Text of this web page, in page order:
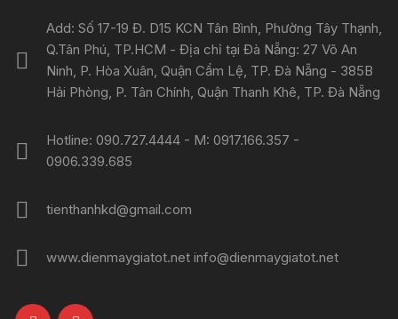
Add: Số 17-19 Đ. D15 KCN Tân Bình, Phường Tây Thạnh,
Q.Tân Phú, TP.HCM - Địa chỉ tại Đà Nẵng: 27 Võ An
Ninh, P. Hòa Xuân, Quận Cẩm Lệ, TP. Đà Nẵng - 385B
Hải Phòng, P. Tân Chính, Quận Thanh Khê, TP. Đà Nẵng
Hotline: 090.727.4444 - M: 0917.166.357 -
0906.339.685
tienthanhkd@gmail.com
www.dienmaygiatot.net info@dienmaygiatot.net